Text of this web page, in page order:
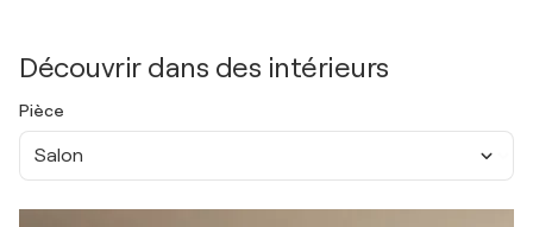
Découvrir dans des intérieurs
Pièce
Salon